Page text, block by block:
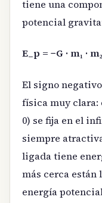
tiene una
potencial
E_p = −G · m₁ ·
El signo
física muy clara:
0) se fija en el
siempre
ligada tiene
más cerca están
energía